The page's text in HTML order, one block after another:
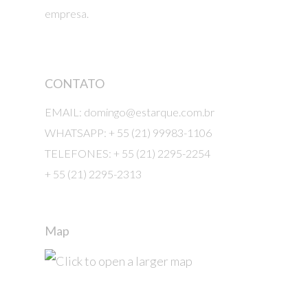
empresa.
CONTATO
EMAIL: domingo@estarque.com.br
WHATSAPP: + 55 (21) 99983-1106
TELEFONES: + 55 (21) 2295-2254
+ 55 (21) 2295-2313
Map